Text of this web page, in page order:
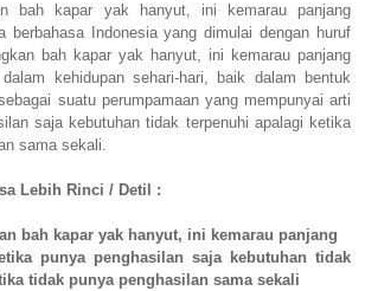
bah kapar yak hanyut, ini kemarau panjang
berbahasa Indonesia yang dimulai dengan huruf
bah kapar yak hanyut, ini kemarau panjang
kehidupan sehari-hari, baik dalam bentuk
suatu perumpamaan yang mempunyai arti
saja kebutuhan tidak terpenuhi apalagi ketika
sama sekali.
Lebih Rinci / Detil :
bah kapar yak hanyut, ini kemarau panjang
punya penghasilan saja kebutuhan tidak
tidak punya penghasilan sama sekali